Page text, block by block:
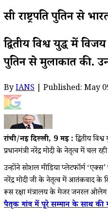
रूसी राष्ट्रपति पुतिन
द्वितीय विश्व युद्ध में
पुतिन से मुलाकात की.
ByIANS | Published: May
रांची/नई दिल्ली, 9 मई :द्वितीय
प्रधानमंत्री नरेंद्र मोदी के नेतृत्व में
उन्होंने सोशल मीडिया प्लेटफॉर्म
नरेंद्र मोदी जी के नेतृत्व में आतंकवाद के
रूस रक्षा मंत्रालय के मेजर जनरल ओलेग
पैतृक गांव में पूरे सम्मान के साथ की